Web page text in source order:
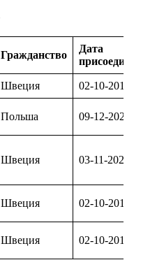
Гражданство
Дата
присоединения
Швеция 02-10-2019
Польша 09-12-2022
Швеция 03-11-2021
Швеция 02-10-2019
Швеция 02-10-2019